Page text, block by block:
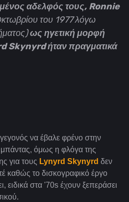
αδελφός τους, Ronnie
του 1977 λόγω
ως ηγετική μορφή
Skynyrd ήταν πραγματικά
να έβαλε φρένο στην
μπάντας, όμως η φλόγα της
για τους Lynyrd Skynyrd δεν
καθώς το δισκογραφικό έργο
ειδικά στα '70s έχουν ξεπεράσει